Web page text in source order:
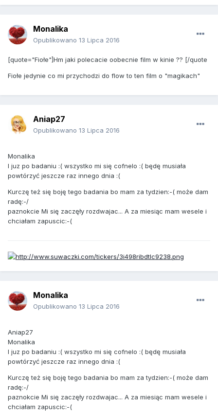
Monalika
Opublikowano 13 Lipca 2016
[quote="Fiołe"]Hm jaki polecacie oobecnie film w kinie ?? [/quote
Fiołe jedynie co mi przychodzi do flow to ten film o "magikach"
Aniap27
Opublikowano 13 Lipca 2016
Monalika
I juz po badaniu :( wszystko mi się cofnelo :( będę musiała
powtórzyć jeszcze raz innego dnia :(
Kurczę też się boję tego badania bo mam za tydzien:-( może dam
radę:-/
paznokcie Mi się zaczęły rozdwajac... A za miesiąc mam wesele i
chciałam zapuscic:-(
Monalika
Opublikowano 13 Lipca 2016
Aniap27
Monalika
I juz po badaniu :( wszystko mi się cofnelo :( będę musiała
powtórzyć jeszcze raz innego dnia :(
Kurczę też się boję tego badania bo mam za tydzien:-( może dam
radę:-/
paznokcie Mi się zaczęły rozdwajac... A za miesiąc mam wesele i
chciałam zapuscic:-(